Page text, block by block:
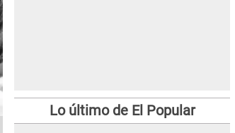
Lo último de El Popular